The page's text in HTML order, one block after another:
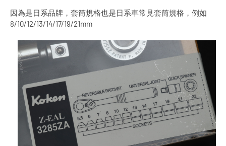
因為是日系品牌，套筒規格也是日系車常見套筒規格，例如
8/10/12/13/14/17/19/21mm